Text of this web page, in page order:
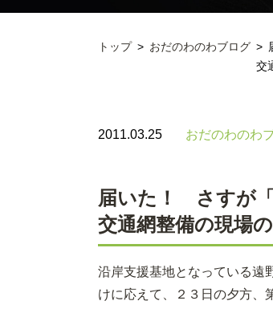
トップ おだのわのわブログ
交
2011.03.25 おだのわのわ
届いた！ さすが
交通網整備の現
沿岸支援基地となっている
けに応えて、２３日の夕方、